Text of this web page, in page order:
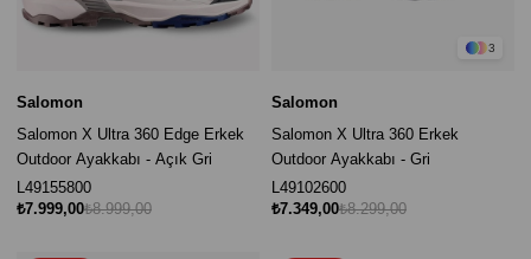
Salomon
Salomon X Ultra 360 Edge Erkek
Outdoor Ayakkabı - Açık Gri
L49155800
₺7.999,00₺8.999,00
3
Salomon
Salomon X Ultra 360 Erkek
Outdoor Ayakkabı - Gri
L49102600
₺7.349,00₺8.299,00